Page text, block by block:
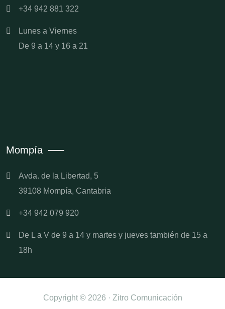
+34 942 881 322
Lunes a Viernes
De 9 a 14 y 16 a 21
Mompía
Avda. de la Libertad, 5
39108 Mompía, Cantabria
+34 942 079 920
De L a V de 9 a 14 y martes y jueves también de 15 a
18h
Copyright © 2026 · Zitro Comunicación